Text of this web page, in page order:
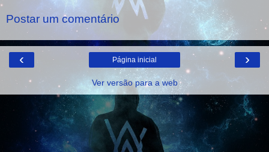
Postar um comentário
‹ ›
Página inicial
Ver versão para a web